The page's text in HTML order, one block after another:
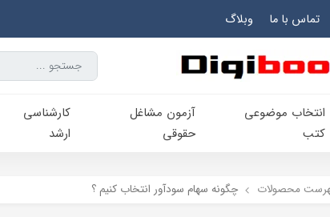
تماس با ما وبلاگ
انتخاب​ موضوعي​
کتب
آزمون مشاغل
حقوقی
کارشناسی‌
ارشد
محصولات چگونه سهام سودآور انتخاب کنیم ؟